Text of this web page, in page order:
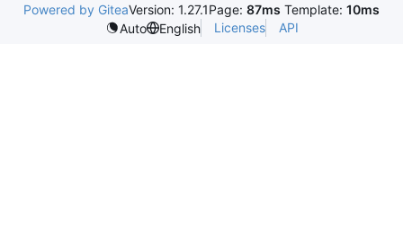
Powered by GiteaVersion: 1.27.1Page: 87ms Template: 10ms
Auto
English Licenses API